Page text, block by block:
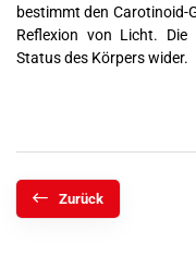
bestimmt den Carotinoid-
Reflexion von Licht. Die
Status des Körpers wider.
Zurück